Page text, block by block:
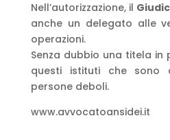
Nell’autorizzazione, il
anche un delegato alle
operazioni.
Senza dubbio una titela in
questi istituti che sono
persone deboli.
www.avvocatoansidei.it